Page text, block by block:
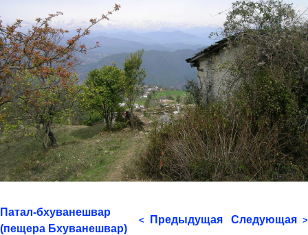
Патал-бхуванешвар
(пещера Бхуванешвар)
< Предыдущая Следующая >